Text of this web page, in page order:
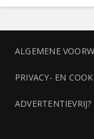
ALGEMENE
PRIVACY- EN
ADVERTENTIEVRIJ?